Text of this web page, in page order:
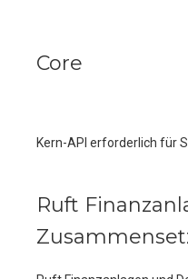
Core
Kern-API erforderlich für
Ruft